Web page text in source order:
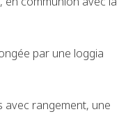
par une loggia
avec rangement, une